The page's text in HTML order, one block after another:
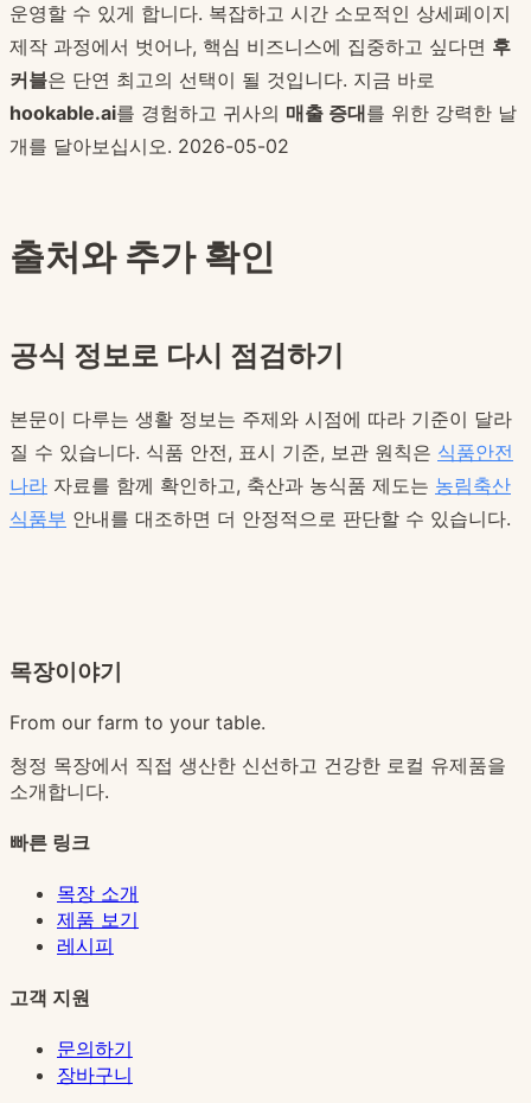
운영할 수 있게 합니다. 복잡하고 시간 소모적인 상세페이지
제작 과정에서 벗어나, 핵심 비즈니스에 집중하고 싶다면 후
커블은 단연 최고의 선택이 될 것입니다. 지금 바로
hookable.ai를 경험하고 귀사의 매출 증대를 위한 강력한 날
개를 달아보십시오. 2026-05-02
출처와 추가 확인
공식 정보로 다시 점검하기
본문이 다루는 생활 정보는 주제와 시점에 따라 기준이 달라
질 수 있습니다. 식품 안전, 표시 기준, 보관 원칙은 식품안전
나라 자료를 함께 확인하고, 축산과 농식품 제도는 농림축산
식품부 안내를 대조하면 더 안정적으로 판단할 수 있습니다.
목장이야기
From our farm to your table.
청정 목장에서 직접 생산한 신선하고 건강한 로컬 유제품을
소개합니다.
빠른 링크
목장 소개
제품 보기
레시피
고객 지원
문의하기
장바구니